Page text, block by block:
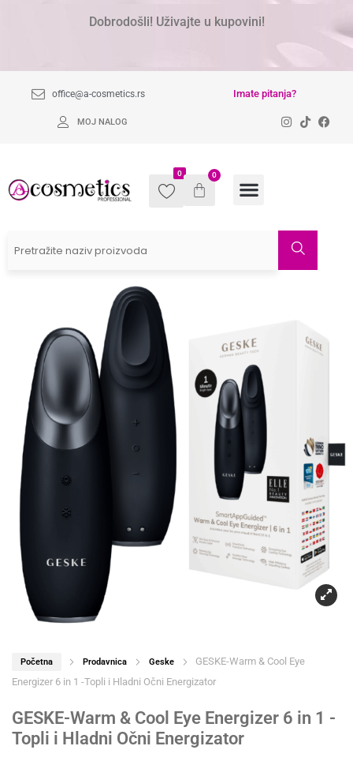
Dobrodošli! Uživajte u kupovini!
office@a-cosmetics.rs Imate pitanja?
MOJ NALOG
0 0
Početna Prodavnica Geske
GESKE-Warm & Cool Eye
Energizer 6 in 1 -Topli i Hladni Očni Energizator
GESKE-Warm & Cool Eye Energizer 6 in 1 -
Topli i Hladni Očni Energizator